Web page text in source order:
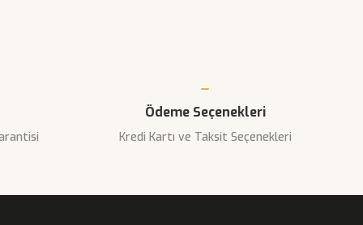
Ödeme Seçenekleri
Kredi Kartı ve Taksit Seçenekleri